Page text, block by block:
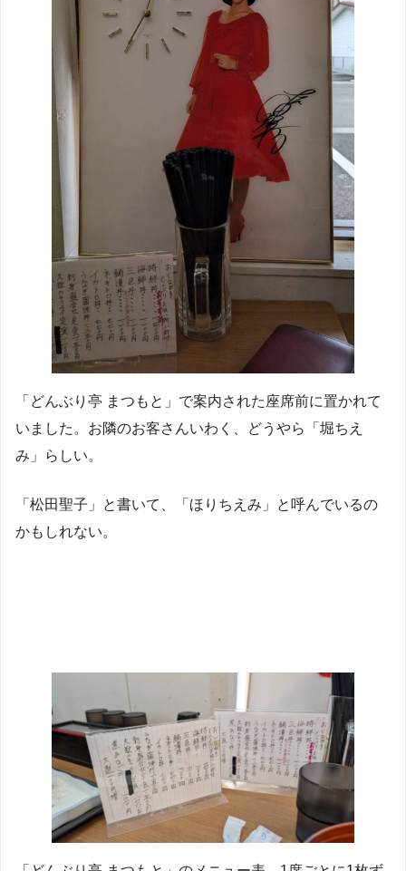
「どんぶり亭 まつもと」で案内された座席前に置かれて
いました。お隣のお客さんいわく、どうやら「堀ちえ
み」らしい。
「松田聖子」と書いて、「ほりちえみ」と呼んでいるの
かもしれない。